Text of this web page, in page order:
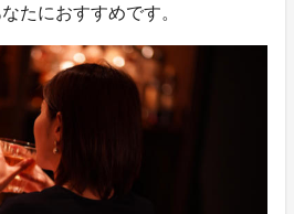
たにおすすめです。